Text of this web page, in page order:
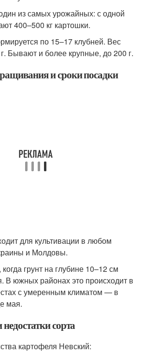
из самых урожайных: с одной
400–500 кг картошки.
по 15–17 клубней. Вес
Бывают и более крупные, до 200 г.
и сроки посадки
для культивации в любом
и Молдовы.
грунт на глубине 10–12 см
В южных районах это происходит в
с умеренным климатом — в
мая.
сорта
картофеля Невский: